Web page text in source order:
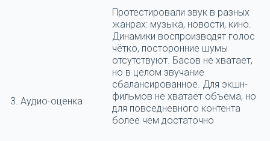
3. Аудио-оценка
Протестировали звук в разных
жанрах: музыка, новости, кино.
Динамики воспроизводят голос
чётко, посторонние шумы
отсутствуют. Басов не хватает,
но в целом звучание
сбалансированное. Для экшн-
фильмов не хватает объема, но
для повседневного контента
более чем достаточно